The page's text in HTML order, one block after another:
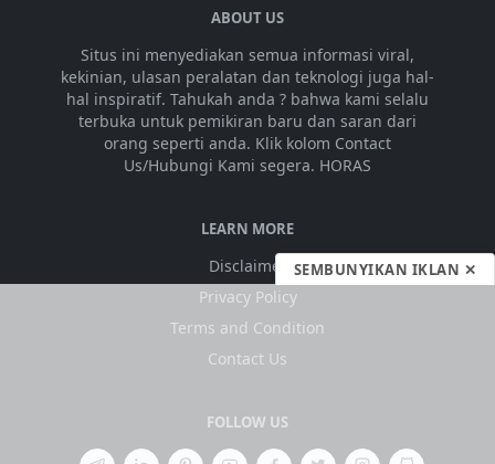
ABOUT US
Situs ini menyediakan semua informasi viral,
kekinian, ulasan peralatan dan teknologi juga hal-
hal inspiratif. Tahukah anda ? bahwa kami selalu
terbuka untuk pemikiran baru dan saran dari
orang seperti anda. Klik kolom Contact
Us/Hubungi Kami segera. HORAS
LEARN MORE
Disclaimer
Privacy Policy
Terms and Condition
Contact Us
FOLLOW US
SEMBUNYIKAN IKLAN ✕